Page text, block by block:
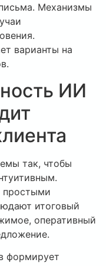
Механизмы
варианты на
ИИ
так, чтобы
простыми
итоговый
оперативный
формирует